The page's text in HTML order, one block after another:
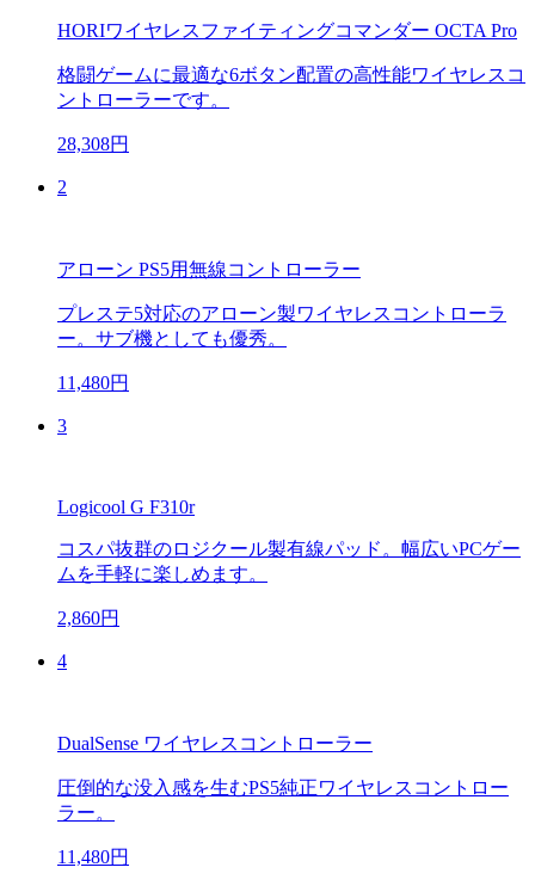
HORIワイヤレスファイティングコマンダー OCTA Pro
格闘ゲームに最適な6ボタン配置の高性能ワイヤレスコ
ントローラーです。
28,308円
2
アローン PS5用無線コントローラー
プレステ5対応のアローン製ワイヤレスコントローラ
ー。サブ機としても優秀。
11,480円
3
Logicool G F310r
コスパ抜群のロジクール製有線パッド。幅広いPCゲー
ムを手軽に楽しめます。
2,860円
4
DualSense ワイヤレスコントローラー
圧倒的な没入感を生むPS5純正ワイヤレスコントロー
ラー。
11,480円